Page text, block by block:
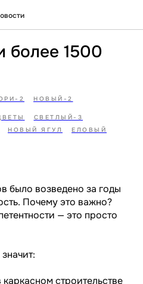
более 1500
2 НОВЫЙ-2
СВЕТЛЫЙ-3
НОВЫЙ ЯГУЛ
ЕЛОВЫЙ
было возведено за годы
Почему это важно?
— это просто
строительстве